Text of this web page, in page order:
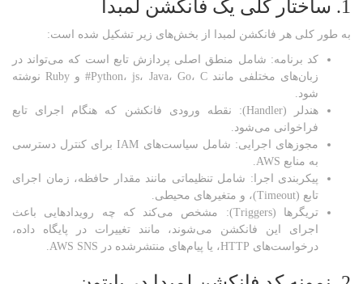
1. ساختار کلی یک فانکشن لمبدا
به طور کلی هر فانکشن لمبدا از بخش‌های زیر تشکیل شده است:
کد برنامه: شامل منطق اصلی پردازش تابع است که می‌تواند در
زبان‌های مختلفی مانند Python، js، Java، Go، C# و Ruby نوشته
شود.
هندلر (Handler): نقطه ورودی فانکشن که هنگام اجرای تابع
فراخوانی می‌شود.
مجوزهای اجرایی: شامل سیاست‌های IAM برای کنترل دسترسی
به منابع AWS.
پیکربندی اجرا: شامل تنظیماتی مانند مقدار حافظه، زمان اجرای
تابع (Timeout)، و متغیرهای محیطی.
تریگرها (Triggers): مشخص می‌کند که چه رویدادهایی باعث
اجرای این فانکشن می‌شوند، مانند تغییرات در پایگاه داده،
درخواست‌های HTTP، یا پیام‌های منتشرشده در AWS SNS.